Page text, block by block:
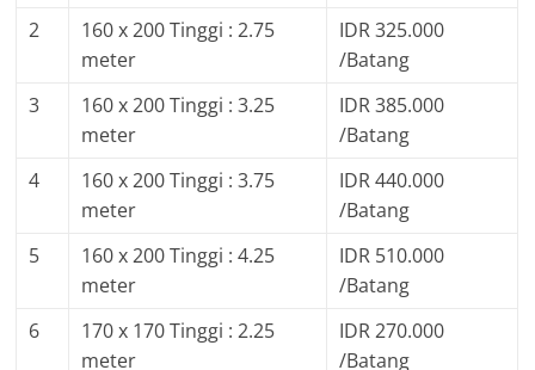
2
160 x 200 Tinggi : 2.75
meter
IDR 325.000
/Batang
3
160 x 200 Tinggi : 3.25
meter
IDR 385.000
/Batang
4
160 x 200 Tinggi : 3.75
meter
IDR 440.000
/Batang
5
160 x 200 Tinggi : 4.25
meter
IDR 510.000
/Batang
6
170 x 170 Tinggi : 2.25
meter
IDR 270.000
/Batang